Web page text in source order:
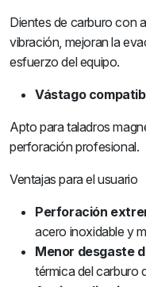
Dientes de carburo con
vibración, mejoran la
esfuerzo del equipo.
Vástago
Apto para taladros
perforación profesional.
Ventajas para el usuario
Perforación
acero inoxidable y
Menor desgaste
térmica del carburo